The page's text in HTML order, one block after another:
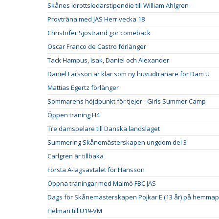
Skånes Idrottsledarstipendie till William Ahlgren
Provträna med JAS Herr vecka 18
Christofer Sjöstrand gör comeback
Oscar Franco de Castro förlänger
Tack Hampus, Isak, Daniel och Alexander
Daniel Larsson är klar som ny huvudtränare för Dam U
Mattias Egertz förlänger
Sommarens höjdpunkt för tjejer - Girls Summer Camp
Öppen träning H4
Tre damspelare till Danska landslaget
Summering Skånemästerskapen ungdom del 3
Carlgren är tillbaka
Första A-lagsavtalet för Hansson
Öppna träningar med Malmö FBC JAS
Dags för Skånemästerskapen Pojkar E (13 år) på
Helman till U19-VM